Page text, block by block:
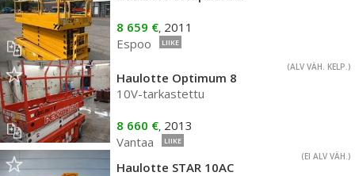
8 659 €, 2011
Espoo
LIIKE
(ALV VÄH. KELP.)
Haulotte Optimum 8
10V-tarkastettu
8 660 €, 2013
Vantaa
LIIKE
(EI ALV VÄH.)
Haulotte STAR 10AC